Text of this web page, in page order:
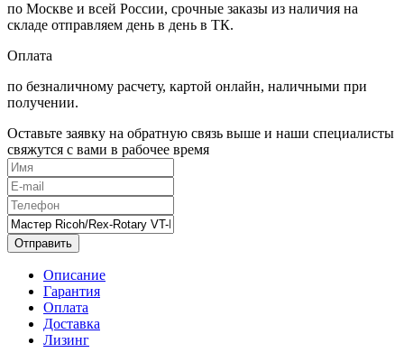
по Москве и всей России, срочные заказы из наличия на
складе отправляем день в день в ТК.
Оплата
по безналичному расчету, картой онлайн, наличными при
получении.
Оставьте заявку на обратную связь выше и наши специалисты
свяжутся с вами в рабочее время
Отправить
Описание
Гарантия
Оплата
Доставка
Лизинг